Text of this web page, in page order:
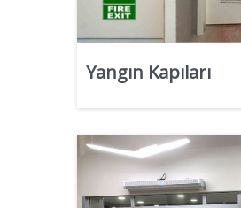
Yangın Kapıları